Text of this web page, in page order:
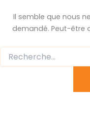
Il semble que nous
demandé. Peut-être